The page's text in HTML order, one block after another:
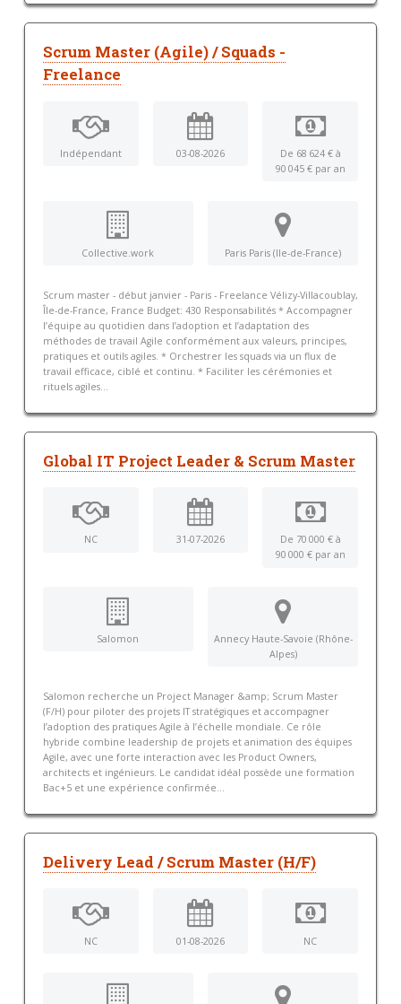
Scrum Master (Agile) / Squads -
Freelance
Indépendant 03-08-2026
De 68 624 € à
90 045 € par an
Collective.work Paris Paris (Ile-de-France)
Scrum master - début janvier - Paris - Freelance Vélizy-Villacoublay,
Île-de-France, France Budget: 430 Responsabilités * Accompagner
l’équipe au quotidien dans l’adoption et l’adaptation des
méthodes de travail Agile conformément aux valeurs, principes,
pratiques et outils agiles. * Orchestrer les squads via un flux de
travail efficace, ciblé et continu. * Faciliter les cérémonies et
rituels agiles...
Global IT Project Leader & Scrum Master
NC 31-07-2026
De 70 000 € à
90 000 € par an
Salomon
Annecy Haute-Savoie (Rhône-
Alpes)
Salomon recherche un Project Manager &amp; Scrum Master
(F/H) pour piloter des projets IT stratégiques et accompagner
l’adoption des pratiques Agile à l’échelle mondiale. Ce rôle
hybride combine leadership de projets et animation des équipes
Agile, avec une forte interaction avec les Product Owners,
architects et ingénieurs. Le candidat idéal possède une formation
Bac+5 et une expérience confirmée...
Delivery Lead / Scrum Master (H/F)
NC 01-08-2026 NC